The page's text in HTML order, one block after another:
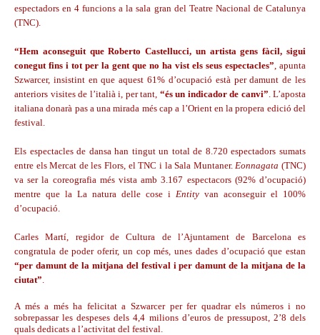
espectadors en 4 funcions a la sala gran del Teatre Nacional de Catalunya
(TNC).
“Hem aconseguit que Roberto Castellucci, un artista gens fàcil, sigui
conegut fins i tot per la gent que no ha vist els seus espectacles”, apunta
Szwarcer, insistint en que aquest 61% d’ocupació està per damunt de les
anteriors visites de l’italià i, per tant, “és un indicador de canvi”. L’aposta
italiana donarà pas a una mirada més cap a l’Orient en la propera edició del
festival.
Els espectacles de dansa han tingut un total de 8.720 espectadors sumats
entre els Mercat de les Flors, el TNC i la Sala Muntaner.Eonnagata(TNC)
va ser la coreografia més vista amb 3.167 espectacors (92% d’ocupació)
mentre que la La natura delle cose i Entity van aconseguir el 100%
d’ocupació.
Carles Martí, regidor de Cultura de l’Ajuntament de Barcelona es
congratula de poder oferir, un cop més, unes dades d’ocupació que estan
“per damunt de la mitjana del festival i per damunt de la mitjana de la
ciutat”.
A més a més ha felicitat a Szwarcer per fer quadrar els números i no
sobrepassar les despeses dels 4,4 milions d’euros de pressupost, 2’8 dels
quals dedicats a l’activitat del festival.